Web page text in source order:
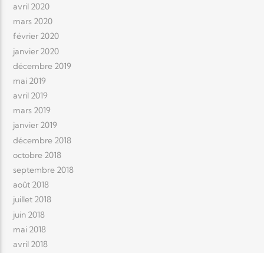
avril 2020
mars 2020
février 2020
janvier 2020
décembre 2019
mai 2019
avril 2019
mars 2019
janvier 2019
décembre 2018
octobre 2018
septembre 2018
août 2018
juillet 2018
juin 2018
mai 2018
avril 2018